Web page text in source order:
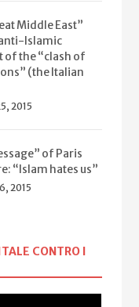
Middle East”
Islamic
of the “clash of
(the Italian
2015
of Paris
“Islam hates us”
2015
CONTRO I